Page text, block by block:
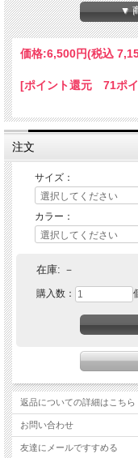
SOFTMACHINE(ソ
▼
価格:6,500円(税込
[ポイント還元 71ポ
注文
サイズ：
カラー：
在庫: －
購入数：
返品についての詳細はこちら
お問い合わせ
友達にメールですすめる